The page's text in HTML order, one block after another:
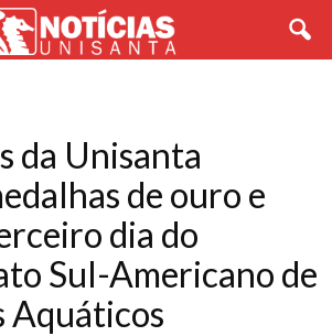
da Unisanta
de ouro e
dia do
Sul-Americano de
Aquáticos